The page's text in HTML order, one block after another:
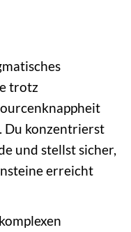
trotz
Du konzentrierst
und stellst sicher,
erreicht